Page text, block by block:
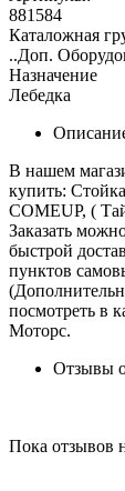
881584
Каталожная
..Доп.
Назначение
Лебедка
В нашем
купить:
COMEUP, (
Заказать
быстрой
пунктов
посмотреть в
Моторс.
Отзывы
Пока отзывов